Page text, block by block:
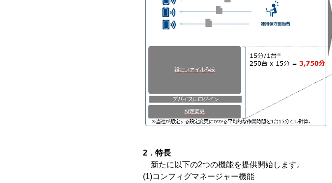
2．特長
新たに以下の2つの機能を提供開始します。
(1)コンフィグマネージャー機能